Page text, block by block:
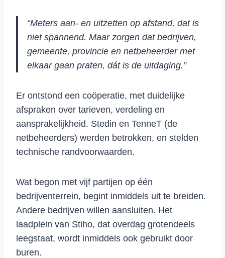
“Meters aan- en uitzetten op afstand, dat is
niet spannend. Maar zorgen dat bedrijven,
gemeente, provincie en netbeheerder met
elkaar gaan praten, dát is de uitdaging.”
Er ontstond een coöperatie, met duidelijke
afspraken over tarieven, verdeling en
aansprakelijkheid. Stedin en TenneT (de
netbeheerders) werden betrokken, en stelden
technische randvoorwaarden.
Wat begon met vijf partijen op één
bedrijventerrein, begint inmiddels uit te breiden.
Andere bedrijven willen aansluiten. Het
laadplein van Stiho, dat overdag grotendeels
leegstaat, wordt inmiddels ook gebruikt door
buren.